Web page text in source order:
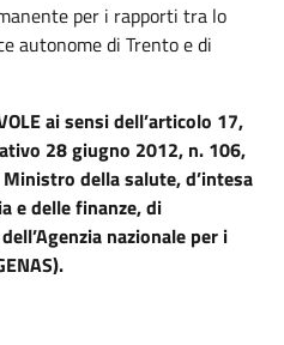
per i rapporti tra lo
autonome di Trento e di
ai sensi dell’articolo 17,
28 giugno 2012, n. 106,
della salute, d’intesa
e delle finanze, di
nazionale per i